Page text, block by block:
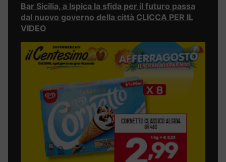
Bar Sicilia, a Ispica la sfida per il futuro passa
dal nuovo governo della città CLICCA PER IL
VIDEO